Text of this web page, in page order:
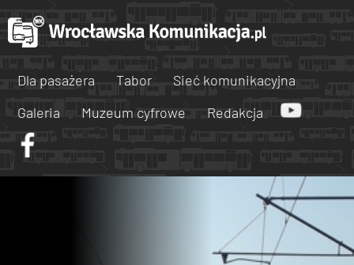
Dla pasażera Tabor
Sieć komunikacyjna
Galeria
Muzeum cyfrowe Redakcja